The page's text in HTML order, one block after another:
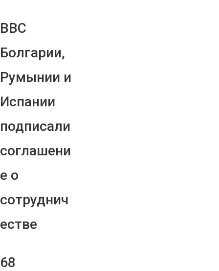
ВВС
Болгарии,
Румынии и
Испании
подписали
соглашени
е о
сотруднич
естве
68